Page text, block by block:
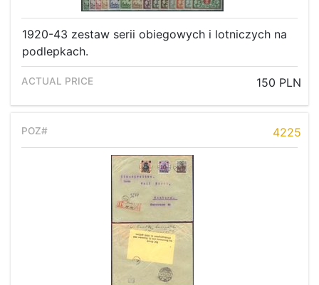
1920-43 zestaw serii obiegowych i lotniczych na
podlepkach.
150 PLN
4225